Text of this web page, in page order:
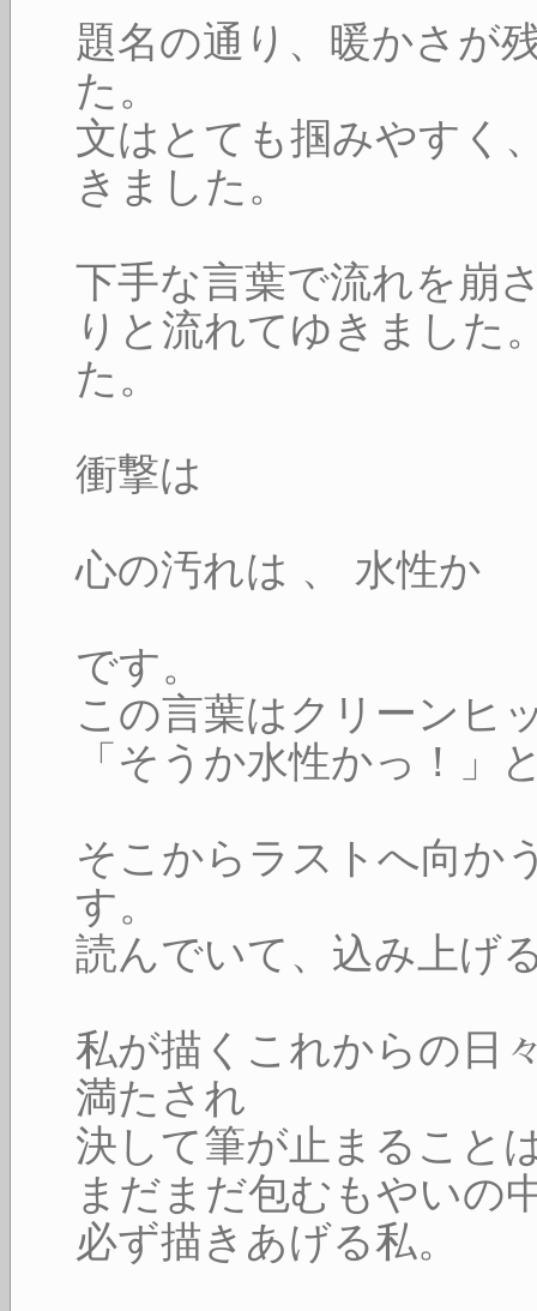
題名の通り、暖かさが
た。
文はとても掴みやすく
きました。
下手な言葉で流れを崩
りと流れてゆきました
た。
衝撃は
心の汚れは 、 水性か
です。
この言葉はクリーンヒ
「そうか水性かっ！」
そこからラストへ向か
す。
読んでいて、込み上げ
私が描くこれからの日
満たされ
決して筆が止まること
まだまだ包むもやいの
必ず描きあげる私。